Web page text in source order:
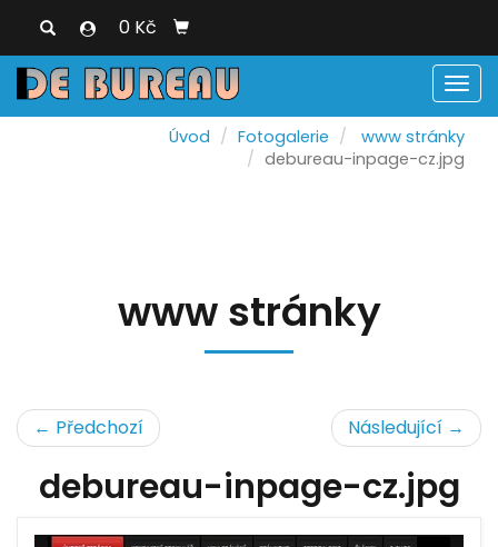
0 Kč
Úvod Fotogalerie
www stránky
debureau-inpage-cz.jpg
www stránky
← Předchozí Následující →
debureau-inpage-cz.jpg